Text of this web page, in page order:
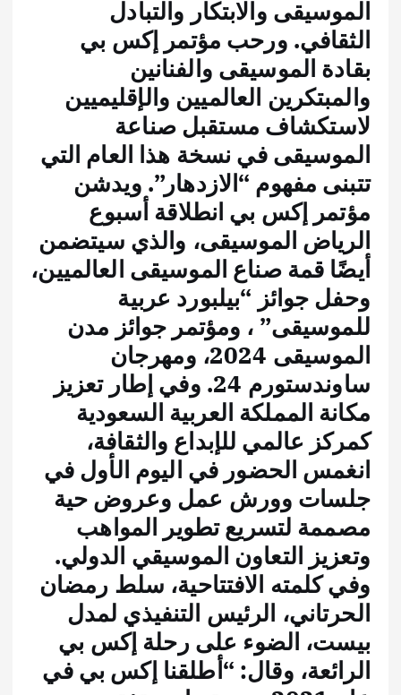
الموسيقى والابتكار والتبادل
الثقافي. ورحب مؤتمر إكس بي
بقادة الموسيقى والفنانين
والمبتكرين العالميين والإقليميين
لاستكشاف مستقبل صناعة
الموسيقى في نسخة هذا العام التي
تتبنى مفهوم “الازدهار”. ويدشن
مؤتمر إكس بي انطلاقة أسبوع
الرياض الموسيقى، والذي سيتضمن
أيضًا قمة صناع الموسيقى العالميين،
وحفل جوائز “بيلبورد عربية
للموسيقى” ، ومؤتمر جوائز مدن
الموسيقى 2024، ومهرجان
ساوندستورم 24. وفي إطار تعزيز
مكانة المملكة العربية السعودية
كمركز عالمي للإبداع والثقافة،
انغمس الحضور في اليوم الأول في
جلسات وورش عمل وعروض حية
مصممة لتسريع تطوير المواهب
وتعزيز التعاون الموسيقي الدولي.
وفي كلمته الافتتاحية، سلط رمضان
الحرتاني، الرئيس التنفيذي لمدل
بيست، الضوء على رحلة إكس بي
الرائعة، وقال: “أطلقنا إكس بي في